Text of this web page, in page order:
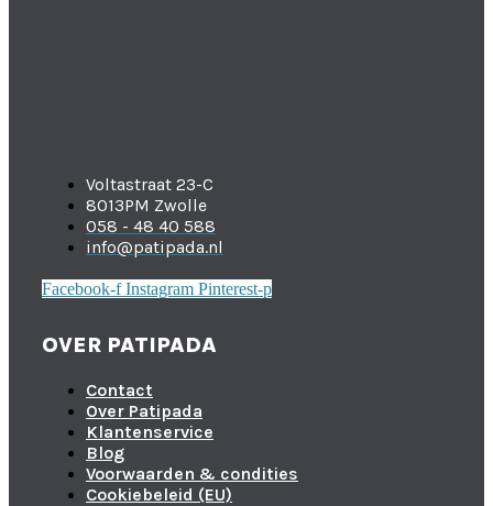
Voltastraat 23-C
8013PM Zwolle
058 - 48 40 588
info@patipada.nl
Facebook-f Instagram Pinterest-p
OVER PATIPADA
Contact
Over Patipada
Klantenservice
Blog
Voorwaarden & condities
Cookiebeleid (EU)